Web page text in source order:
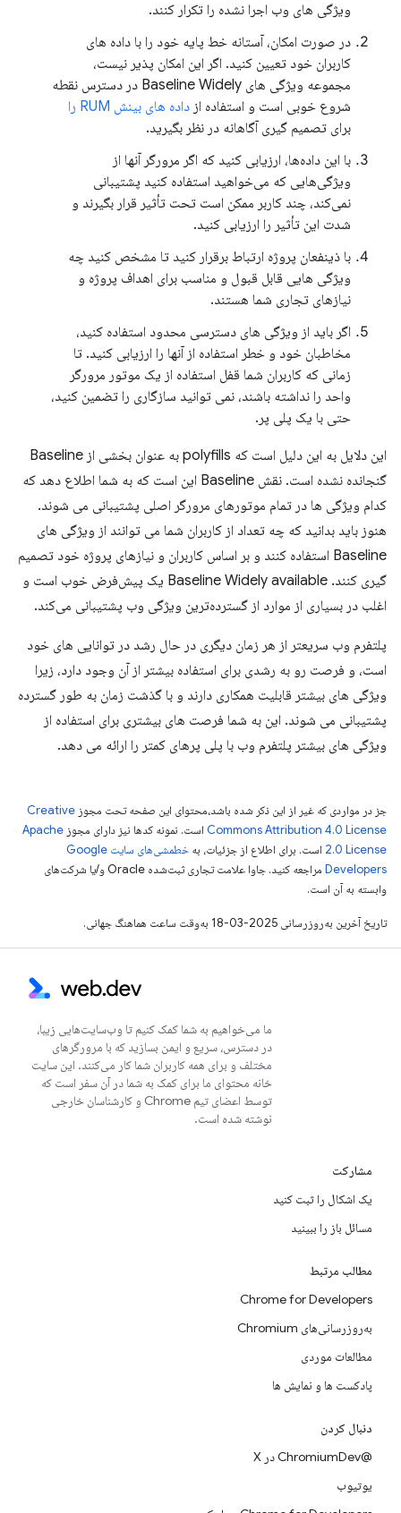
ویژگی های وب اجرا نشده را تکرار کنند.
در صورت امکان، آستانه خط پایه خود را با داده های
کاربران خود تعیین کنید. اگر این امکان پذیر نیست،
مجموعه ویژگی های Baseline Widely در دسترس نقطه
شروع خوبی است و استفاده از داده های بینش RUM را
برای تصمیم گیری آگاهانه در نظر بگیرید.
با این داده‌ها، ارزیابی کنید که اگر مرورگر آنها از
ویژگی‌هایی که می‌خواهید استفاده کنید پشتیبانی
نمی‌کند، چند کاربر ممکن است تحت تأثیر قرار بگیرند و
شدت این تأثیر را ارزیابی کنید.
با ذینفعان پروژه ارتباط برقرار کنید تا مشخص کنید چه
ویژگی هایی قابل قبول و مناسب برای اهداف پروژه و
نیازهای تجاری شما هستند.
اگر باید از ویژگی های دسترسی محدود استفاده کنید،
مخاطبان خود و خطر استفاده از آنها را ارزیابی کنید. تا
زمانی که کاربران شما قفل استفاده از یک موتور مرورگر
واحد را نداشته باشند، نمی توانید سازگاری را تضمین کنید،
حتی با یک پلی پر.
این دلایل به این دلیل است که polyfills به عنوان بخشی از Baseline
گنجانده نشده است. نقش Baseline این است که به شما اطلاع دهد که
کدام ویژگی ها در تمام موتورهای مرورگر اصلی پشتیبانی می شوند.
هنوز باید بدانید که چه تعداد از کاربران شما می توانند از ویژگی های
Baseline استفاده کنند و بر اساس کاربران و نیازهای پروژه خود تصمیم
گیری کنند. Baseline Widely available یک پیش‌فرض خوب است و
اغلب در بسیاری از موارد از گسترده‌ترین ویژگی وب پشتیبانی می‌کند.
پلتفرم وب سریعتر از هر زمان دیگری در حال رشد در توانایی های خود
است، و فرصت رو به رشدی برای استفاده بیشتر از آن وجود دارد، زیرا
ویژگی های بیشتر قابلیت همکاری دارند و با گذشت زمان به طور گسترده
پشتیبانی می شوند. این به شما فرصت های بیشتری برای استفاده از
ویژگی های بیشتر پلتفرم وب با پلی پرهای کمتر را ارائه می دهد.
جز در مواردی که غیر از این ذکر شده باشد،‌محتوای این صفحه تحت مجوز Creative
Commons Attribution 4.0 License است. نمونه کدها نیز دارای مجوز Apache
2.0 License است. برای اطلاع از جزئیات، به
خطمشی‌های سایت Google
Developers‏
مراجعه کنید. جاوا علامت تجاری ثبت‌شده Oracle و/یا شرکت‌های
وابسته به آن است.
تاریخ آخرین به‌روزرسانی 2025-03-18 به‌وقت ساعت هماهنگ جهانی.
ما می‌خواهیم به شما کمک کنیم تا وب‌سایت‌هایی زیبا،
در دسترس، سریع و ایمن بسازید که با مرورگرهای
مختلف و برای همه کاربران شما کار می‌کنند. این سایت
خانه محتوای ما برای کمک به شما در آن سفر است که
توسط اعضای تیم Chrome و کارشناسان خارجی
نوشته شده است.
مشارکت
یک اشکال را ثبت کنید
مسائل باز را ببینید
مطالب مرتبط
Chrome for Developers
به‌روزرسانی‌های Chromium
مطالعات موردی
پادکست ها و نمایش ها
دنبال کردن
@ChromiumDev در X
یوتیوب